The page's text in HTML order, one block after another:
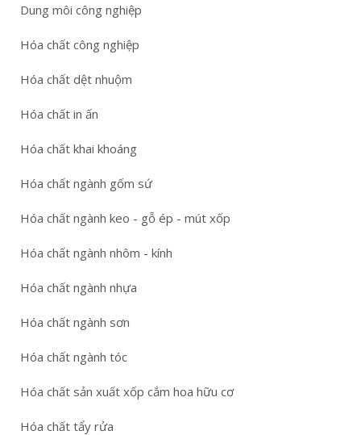
Dung môi công nghiệp
Hóa chất công nghiệp
Hóa chất dệt nhuộm
Hóa chất in ấn
Hóa chất khai khoáng
Hóa chất ngành gốm sứ
Hóa chất ngành keo - gỗ ép - mút xốp
Hóa chất ngành nhôm - kính
Hóa chất ngành nhựa
Hóa chất ngành sơn
Hóa chất ngành tóc
Hóa chất sản xuất xốp cắm hoa hữu cơ
Hóa chất tẩy rửa